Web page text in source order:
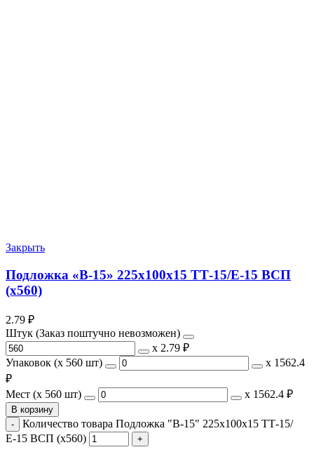
Закрыть
Подложка «В-15» 225х100х15 ТТ-15/Е-15 ВСП
(х560)
2.79 ₽
Штук (Заказ поштучно невозможен)
х 2.79 ₽
Упаковок (x 560 шт)
х 1562.4
₽
Мест (x 560 шт)
х 1562.4 ₽
В корзину
Количество товара Подложка "В-15" 225х100х15 ТТ-15/
Е-15 ВСП (х560)